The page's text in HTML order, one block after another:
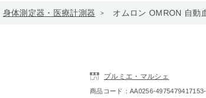
身体測定器・医療計測器 オムロン OMRON 自動
プルミエ・マルシェ
商品コード：AA0256-